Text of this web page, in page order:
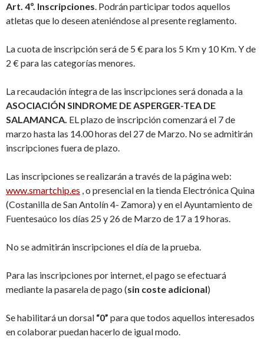
Art. 4º. Inscripciones. Podrán participar todos aquellos
atletas que lo deseen ateniéndose al presente reglamento.
La cuota de inscripción será de 5 € para los 5 Km y 10 Km. Y de
2 € para las categorías menores.
La recaudación íntegra de las inscripciones será donada a la
ASOCIACIÓN SINDROME DE ASPERGER-TEA DE
SALAMANCA. EL plazo de inscripción comenzará el 7 de
marzo hasta las 14.00 horas del 27 de Marzo. No se admitirán
inscripciones fuera de plazo.
Las inscripciones se realizarán a través de la página web:
www.smartchip.es , o presencial en la tienda Electrónica Quina
(Costanilla de San Antolín 4- Zamora) y en el Ayuntamiento de
Fuentesaúco los días 25 y 26 de Marzo de 17 a 19 horas.
No se admitirán inscripciones el día de la prueba.
Para las inscripciones por internet, el pago se efectuará
mediante la pasarela de pago (sin coste adicional)
Se habilitará un dorsal “0” para que todos aquellos interesados
en colaborar puedan hacerlo de igual modo.